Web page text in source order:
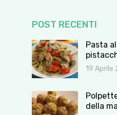
POST RECENTI
Pasta
19 Aprile
della